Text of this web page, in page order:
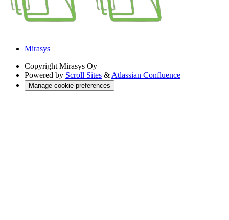
Mirasys
Copyright Mirasys Oy
Powered by Scroll Sites & Atlassian Confluence
Manage cookie preferences